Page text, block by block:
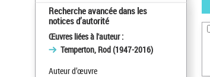
Recherche avancée dans les
notices d’autorité
Œuvres liées à l'auteur :
Temperton, Rod (1947-2016)
Auteur d’œuvre